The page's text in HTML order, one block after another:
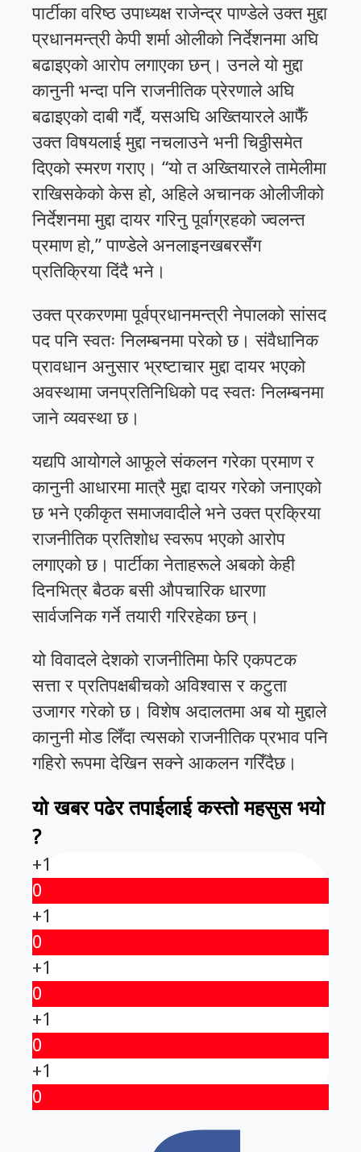
पार्टीका वरिष्ठ उपाध्यक्ष राजेन्द्र पाण्डेले उक्त मुद्दा
प्रधानमन्त्री केपी शर्मा ओलीको निर्देशनमा अघि
बढाइएको आरोप लगाएका छन्। उनले यो मुद्दा
कानुनी भन्दा पनि राजनीतिक प्रेरणाले अघि
बढाइएको दाबी गर्दै, यसअघि अख्तियारले आफैँ
उक्त विषयलाई मुद्दा नचलाउने भनी चिठ्ठीसमेत
दिएको स्मरण गराए। “यो त अख्तियारले तामेलीमा
राखिसकेको केस हो, अहिले अचानक ओलीजीको
निर्देशनमा मुद्दा दायर गरिनु पूर्वाग्रहको ज्वलन्त
प्रमाण हो,” पाण्डेले अनलाइनखबरसँग
प्रतिक्रिया दिंदै भने।
उक्त प्रकरणमा पूर्वप्रधानमन्त्री नेपालको सांसद
पद पनि स्वतः निलम्बनमा परेको छ। संवैधानिक
प्रावधान अनुसार भ्रष्टाचार मुद्दा दायर भएको
अवस्थामा जनप्रतिनिधिको पद स्वतः निलम्बनमा
जाने व्यवस्था छ।
यद्यपि आयोगले आफूले संकलन गरेका प्रमाण र
कानुनी आधारमा मात्रै मुद्दा दायर गरेको जनाएको
छ भने एकीकृत समाजवादीले भने उक्त प्रक्रिया
राजनीतिक प्रतिशोध स्वरूप भएको आरोप
लगाएको छ। पार्टीका नेताहरूले अबको केही
दिनभित्र बैठक बसी औपचारिक धारणा
सार्वजनिक गर्ने तयारी गरिरहेका छन्।
यो विवादले देशको राजनीतिमा फेरि एकपटक
सत्ता र प्रतिपक्षबीचको अविश्वास र कटुता
उजागर गरेको छ। विशेष अदालतमा अब यो मुद्दाले
कानुनी मोड लिँदा त्यसको राजनीतिक प्रभाव पनि
गहिरो रूपमा देखिन सक्ने आकलन गरिँदैछ।
यो खबर पढेर तपाईलाई कस्तो महसुस भयो
?
+1
0
+1
0
+1
0
+1
0
+1
0